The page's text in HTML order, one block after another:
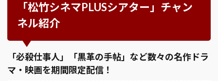
「松竹シネマPLUSシアター」チャン
ネル紹介
「必殺仕事人」「黒革の手帖」など数々の名作ドラ
マ・映画を期間限定配信！